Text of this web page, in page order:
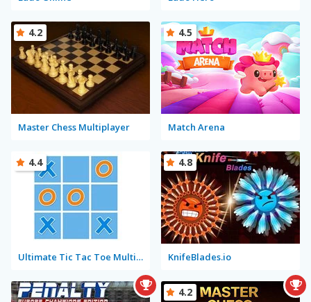
Master Chess Multiplayer
4.2
Match Arena
4.5
Ultimate Tic Tac Toe Multiplayer
4.4
KnifeBlades.io
4.8
4.2